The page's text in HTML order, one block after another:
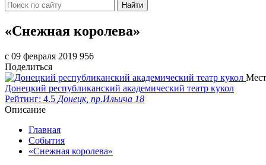
Найти
«Снежная королева»
c 09 февраля 2019 956
Поделиться
Донецкий республиканский академический театр кукол
Рейтинг: 4.5 Донецк, пр.Ильича 18
Описание
Главная
События
«Снежная королева»